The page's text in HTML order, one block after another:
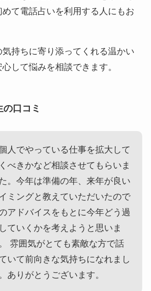
めて電話占いを利用する人にもお
気持ちに寄り添ってくれる温かい
して悩みを相談できます。
の口コミ
人でやっている仕事を拡大して
べきかなど相談させてもらいま
。今年は準備の年、来年が良い
ミングと教えていただいたので
アドバイスをもとに今年どう過
ていくかを考えようと思いま
雰囲気がとても素敵な方で話
いて前向きな気持ちになれまし
ありがとうございます。